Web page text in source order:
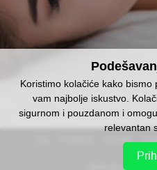
Media Buy
Koristimo kolačiće kako
vam najbolje iskustvo.
sigurnom i pouzdanom i
relevantan